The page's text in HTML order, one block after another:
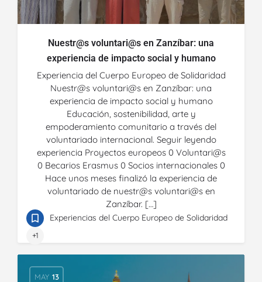
Nuestr@s voluntari@s en Zanzíbar: una
experiencia de impacto social y humano
Experiencia del Cuerpo Europeo de Solidaridad
Nuestr@s voluntari@s en Zanzíbar: una
experiencia de impacto social y humano
Educación, sostenibilidad, arte y
empoderamiento comunitario a través del
voluntariado internacional. Seguir leyendo
experiencia Proyectos europeos 0 Voluntari@s
0 Becarios Erasmus 0 Socios internacionales 0
Hace unos meses finalizó la experiencia de
voluntariado de nuestr@s voluntari@s en
Zanzíbar. […]
Experiencias del Cuerpo Europeo de Solidaridad
+1
MAY 13